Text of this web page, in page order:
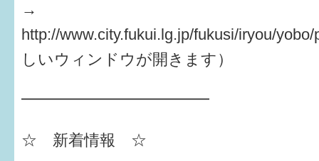
→
http://www.city.fukui.lg.jp/fukusi/iryou/
しいウィンドウが開きます）
━━━━━━━━━━━━
☆ 新着情報 ☆
お出かけ情報
病気・けが 基本情報
ソーシャルメディア